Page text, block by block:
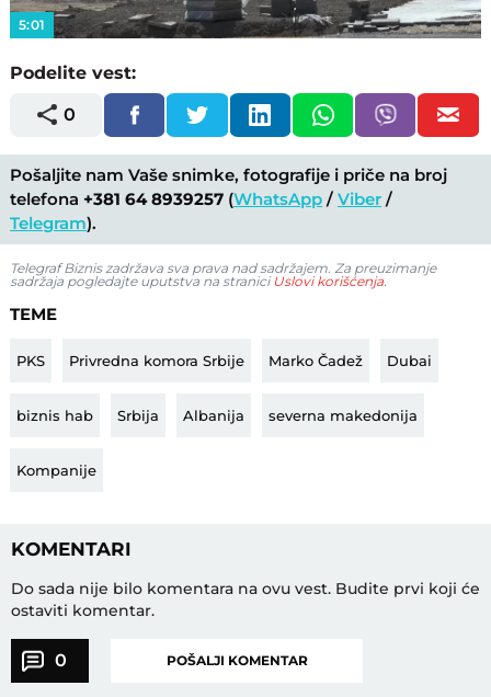
5:01
Podelite vest:
0
Pošaljite nam Vaše snimke, fotografije i priče na broj
telefona +381 64 8939257 (WhatsApp /Viber /
Telegram).
Telegraf Biznis zadržava sva prava nad sadržajem. Za preuzimanje
sadržaja pogledajte uputstva na stranici Uslovi korišćenja
TEME
PKS Privredna komora Srbije Marko Čadež Dubai
biznis hab Srbija Albanija severna makedonija
Kompanije
KOMENTARI
Do sada nije bilo komentara na ovu vest. Budite prvi koji će
ostaviti komentar.
0 POŠALJI KOMENTAR